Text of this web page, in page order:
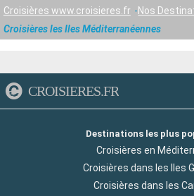
Croisières www.croisieres.fr
Nos
Croisières les Iles Méditerranéennes
CROISIERES.FR
Destinations les plus
Croisières en
Croisières dans les Iles
Croisières dans les